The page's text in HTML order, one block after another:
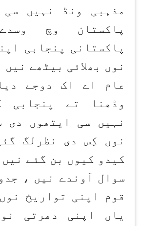
مذہبی ونڈ نہیں
پاکستان وچ
پاکستانی پنجابی
نوں بھلائی بیٹھے
عام اے اک دوجے
وڈھنا تے پنجابی
نہیں سی ایتھوں دی
نوں کِس دی نظرلگ
کیدو کیوں بن گئے
سوال آوندے نیں ،
قوم اپنی تواریخ
یاں اپنی دھرتی